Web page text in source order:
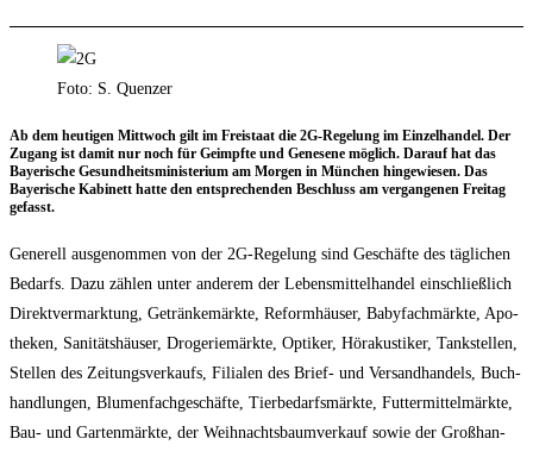
Foto: S. Quenzer
Ab dem heu­ti­gen Mitt­woch gilt im Frei­staat die 2G-Rege­lung im Ein­zel­han­del. Der
Zugang ist damit nur noch für Geimpf­te und Gene­se­ne mög­lich. Dar­auf hat das
Baye­ri­sche Gesund­heits­mi­nis­te­ri­um am Mor­gen in Mün­chen hin­ge­wie­sen. Das
Baye­ri­sche Kabi­nett hat­te den ent­spre­chen­den Beschluss am ver­gan­ge­nen Frei­tag
gefasst.
Gene­rell aus­ge­nom­men von der 2G-Rege­lung sind Geschäf­te des täg­li­chen
Bedarfs. Dazu zäh­len unter ande­rem der Lebens­mit­tel­han­del ein­schließ­lich
Direkt­ver­mark­tung, Geträn­ke­märk­te, Reform­häu­ser, Baby­fach­märk­te, Apo­
the­ken, Sani­täts­häu­ser, Dro­ge­rie­märk­te, Opti­ker, Hör­akus­ti­ker, Tank­stel­len,
Stel­len des Zei­tungs­ver­kaufs, Filia­len des Brief- und Ver­sand­han­dels, Buch­
hand­lun­gen, Blu­men­fach­ge­schäf­te, Tier­be­darfs­märk­te, Fut­ter­mit­tel­märk­te,
Bau- und Gar­ten­märk­te, der Weih­nachts­baum­ver­kauf sowie der Groß­han­